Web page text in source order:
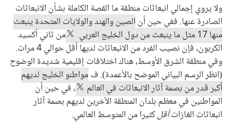
ولا يروي إجمالي انبعاثات منطقة ما القصة الكاملة بشأن الانبعاثات
الصادرة عنها. ففي حين أن الصين والهند والولايات المتحدة ينبعث
منها 17 مثل ما ينبعث من دول الخليج العربي
من ثاني أكسيد
الكربون، فإن نصيب الفرد من الانبعاثات لديها أقل حوالي 4 مرات.
وفي منطقة الشرق الأوسط، هناك اختلافات إقليمية شديدة الوضوح
(انظر الرسم البياني الموضح بالأعمدة). فمواطنو الخليج لديهم
أكبر قدر من بصمة آثار الانبعاثات في العالم
، في حين أن
المواطنين في معظم بلدان المنطقة الآخرين لديهم بصمة آثار
انبعاثات الغازاتأقلكثيرا من المتوسط العالمي.